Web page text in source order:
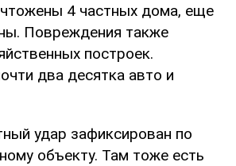
4 частных дома, еще
Повреждения также
построек.
два десятка авто и
удар зафиксирован по
объекту. Там тоже есть